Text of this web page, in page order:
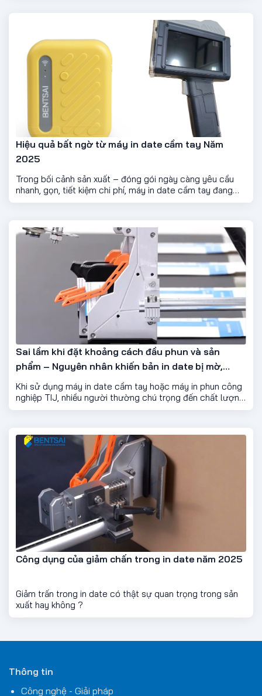
Hiệu quả bất ngờ từ máy in date cầm tay Năm
2025
Trong bối cảnh sản xuất – đóng gói ngày càng yêu cầu
nhanh, gọn, tiết kiệm chi phí, máy in date cầm tay đang
trở thành lựa chọn ưu tiên của nhiều hộ kinh doanh, cơ sở
hiệu quả vượt xa mong đợi.
Sai lầm khi đặt khoảng cách đầu phun và sản
phẩm – Nguyên nhân khiến bản in date bị mờ,
nhòe Năm 2026
Khi sử dụng máy in date cầm tay hoặc máy in phun công
nghiệp TIJ, nhiều người thường chú trọng đến chất lượng
mực in, loại vật liệu hoặc cài đặt nội dung mà quên mất
bản in có thể bị mờ, nhòe, mất nét hoặc thậm chí không
hiển thị đầy đủ thông tin.
Công dụng của giảm chấn trong in date năm 2025
Giảm trấn trong in date có thật sự quan trọng trong sản
xuất hay không ?
Thông tin
Công nghệ - Giải pháp